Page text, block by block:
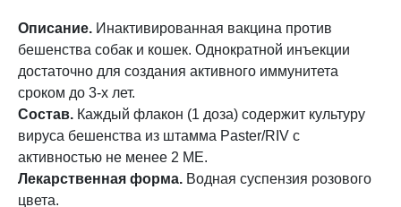
Описание. Инактивированная вакцина против
бешенства собак и кошек. Однократной инъекции
достаточно для создания активного иммунитета
сроком до 3-х лет.
Состав. Каждый флакон (1 доза) содержит культуру
вируса бешенства из штамма Paster/RIV с
активностью не менее 2 МЕ.
Лекарственная форма. Водная суспензия розового
цвета.